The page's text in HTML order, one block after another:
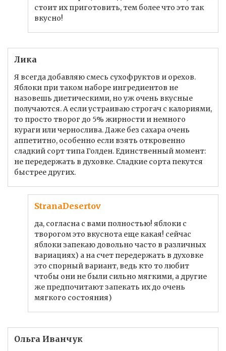
стоит их приготовить, тем более что это так
вкусно!
Лика
Я всегда добавляю смесь сухофруктов и орехов.
Яблоки при таком наборе ингредиентов не
назовешь диетическими, но уж очень вкусные
получаются. А если устраиваю строгач с калориями,
то просто творог до 5% жирности и немного
кураги или чернослива. Даже без сахара очень
аппетитно, особенно если взять откровенно
сладкий сорт типа Голден. Единственный момент:
не передержать в духовке. Сладкие сорта пекутся
быстрее других.
StranaDesertov
да, согласна с вами полностью! яблоки с
творогом это вкуснота еще какая! сейчас
яблоки запекаю довольно часто в различных
вариациях) а на счет передержать в духовке
это спорный вариант, ведь кто то любит
чтобы они не были сильно мягкими, а другие
же предпочитают запекать их до очень
мягкого состояния)
Ольга Иванчук